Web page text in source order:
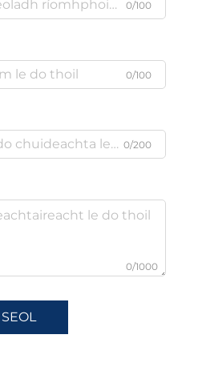
0/100
0/100
0/200
0/1000
SEOL